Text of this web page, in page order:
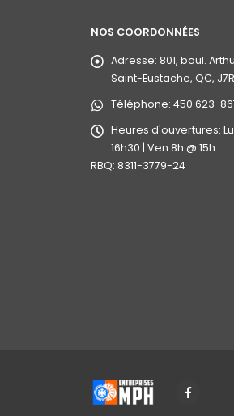
NOS COORDONNÉES
Adresse: 801, boul.
Saint-Eustache, QC,
Téléphone: 450 623-
Heures d'ouvertures:
16h30 | Ven 8h @ 15h
RBQ: 8311-3779-24